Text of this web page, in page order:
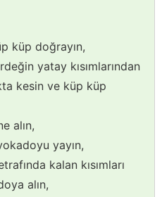
küp doğrayın,
yatay kısımlarından
kesin ve küp küp
alın,
yayın,
kalan kısımları
alın,